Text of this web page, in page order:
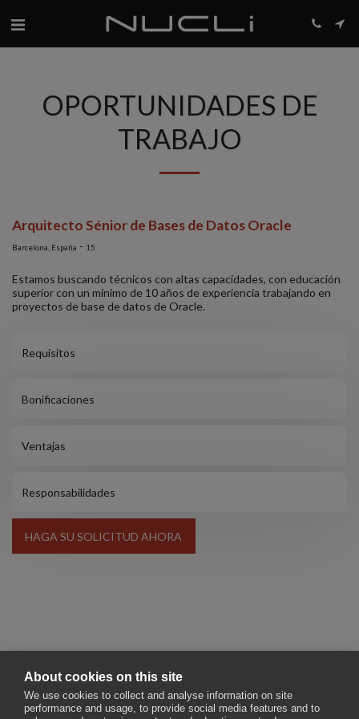
OPORTUNIDADES DE
TRABAJO
Arquitecto Sénior de Bases de Datos Oracle
Barcelona, España - 15
Estamos buscando técnicos con altas capacidades, con educación
superior con un mínimo de 10 años de experiencia trabajando en
proyectos de base de datos de Oracle.
Requisitos
Bonificaciones
Ventajas
Responsabilidades
HAGA SU SOLICITUD AHORA
About cookies on this site
We use cookies to collect and analyse information on site
performance and usage, to provide social media features and to